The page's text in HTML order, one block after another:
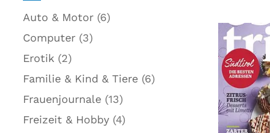
Auto & Motor (6)
Computer (3)
Erotik (2)
Familie & Kind & Tiere (6)
Frauenjournale (13)
Freizeit & Hobby (4)